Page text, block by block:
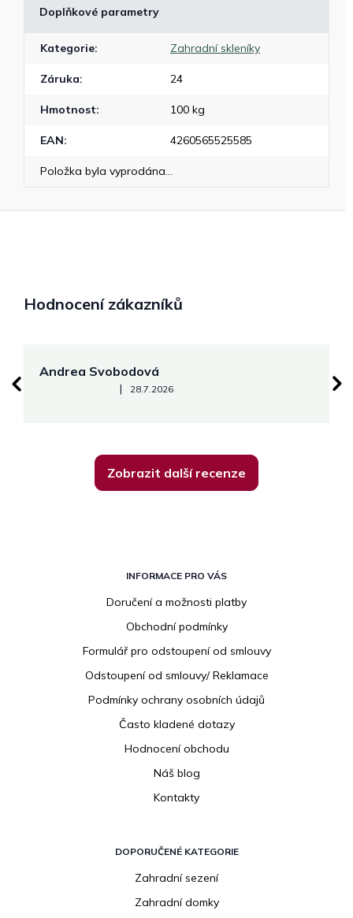
Doplňkové parametry
Kategorie: Zahradní skleníky
Záruka: 24
Hmotnost: 100 kg
EAN: 4260565525585
Položka byla vyprodána…
Hodnocení zákazníků
Andrea Svobodová
Hodnocení obchodu je 5 z 5 hvězdiček.
| 28.7.2026
Zobrazit další recenze
INFORMACE PRO VÁS
Doručení a možnosti platby
Obchodní podmínky
Formulář pro odstoupení od smlouvy
Odstoupení od smlouvy/ Reklamace
Podmínky ochrany osobních údajů
Často kladené dotazy
Hodnocení obchodu
Náš blog
Kontakty
DOPORUČENÉ KATEGORIE
Zahradní sezení
Zahradní domky